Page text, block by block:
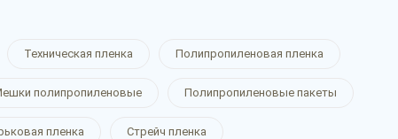
Техническая пленка Полипропиленовая пленка
полипропиленовые Полипропиленовые пакеты
пленка Стрейч пленка